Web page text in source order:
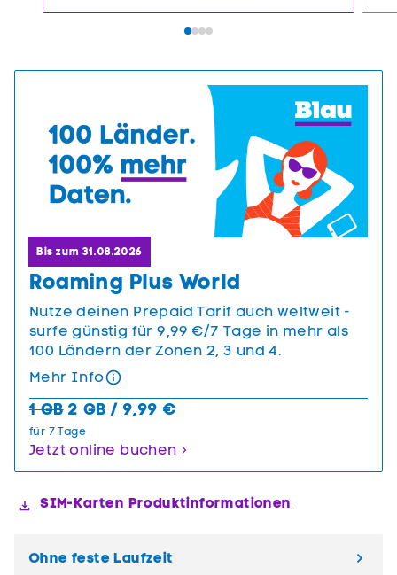
Bis zum 31.08.2026
Roaming Plus World
Nutze deinen Prepaid Tarif auch weltweit -
surfe günstig für 9,99 €/7 Tage in mehr als
100 Ländern der Zonen 2, 3 und 4.
Mehr Info
1 GB2 GB / 9,99 €
für 7 Tage
Jetzt online buchen
SIM-Karten Produktinformationen